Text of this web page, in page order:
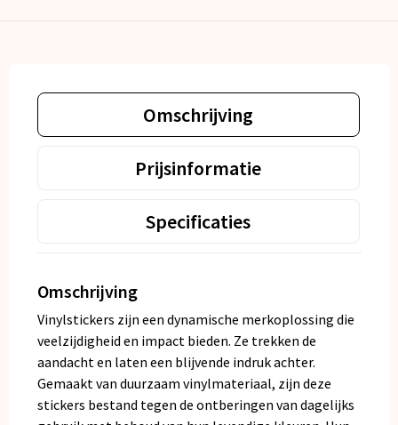
Omschrijving
Prijsinformatie
Specificaties
Omschrijving
Vinylstickers zijn een dynamische merkoplossing die
veelzijdigheid en impact bieden. Ze trekken de
aandacht en laten een blijvende indruk achter.
Gemaakt van duurzaam vinylmateriaal, zijn deze
stickers bestand tegen de ontberingen van dagelijks